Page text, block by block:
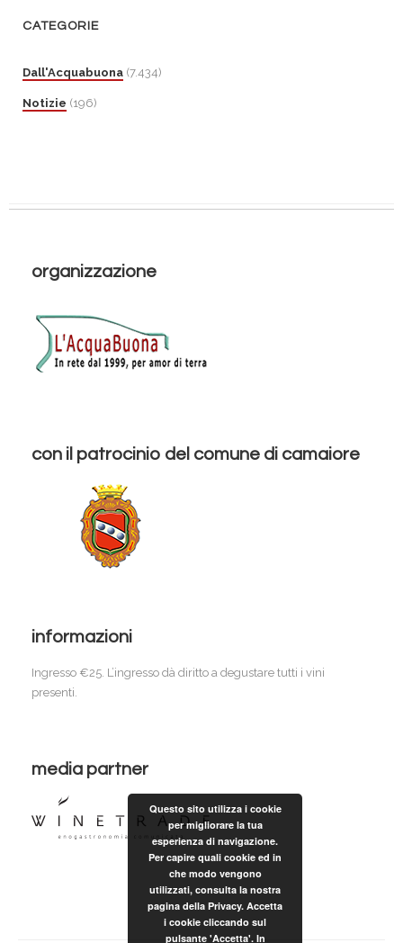
CATEGORIE
Dall'Acquabuona (7.434)
Notizie (196)
organizzazione
con il patrocinio del comune di camaiore
informazioni
Ingresso €25. L’ingresso dà diritto a degustare tutti i vini
presenti.
media partner
Questo sito utilizza i cookie
per migliorare la tua
esperienza di navigazione.
Per capire quali cookie ed in
che modo vengono
utilizzati, consulta la nostra
pagina della Privacy. Accetta
i cookie cliccando sul
pulsante 'Accetta'. In